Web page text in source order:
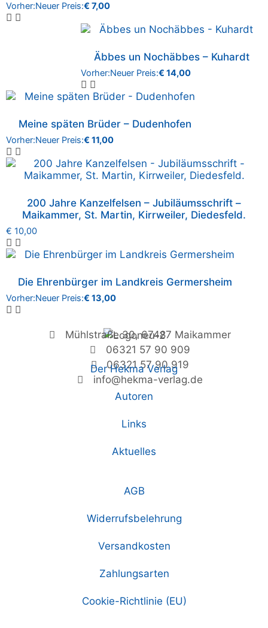
Vorher:Neuer Preis:€ 7,00
Äbbes un Nochäbbes – Kuhardt
Vorher:Neuer Preis:€ 14,00
Meine späten Brüder – Dudenhofen
Vorher:Neuer Preis:€ 11,00
200 Jahre Kanzelfelsen – Jubiläumsschrift –
Maikammer, St. Martin, Kirrweiler, Diedesfeld.
€ 10,00
Die Ehrenbürger im Landkreis Germersheim
Vorher:Neuer Preis:€ 13,00
Mühlstraße 30, 67487 Maikammer
06321 57 90 909
06321 57 90 919
info@hekma-verlag.de
Der Hekma Verlag
Autoren
Links
Aktuelles
AGB
Widerrufsbelehrung
Versandkosten
Zahlungsarten
Cookie-Richtlinie (EU)